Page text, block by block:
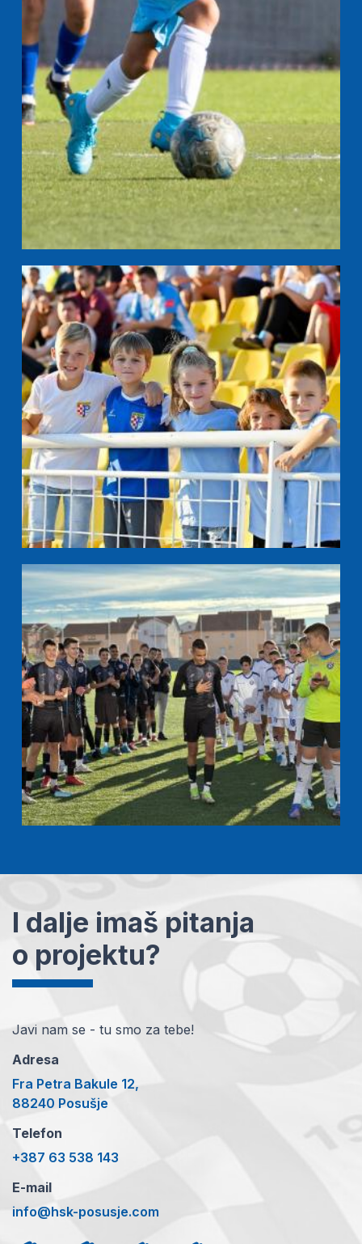
I dalje imaš pitanja
o projektu?
Javi nam se - tu smo za tebe!
Adresa
Fra Petra Bakule 12,
88240 Posušje
Telefon
+387 63 538 143
E-mail
info@hsk-posusje.com